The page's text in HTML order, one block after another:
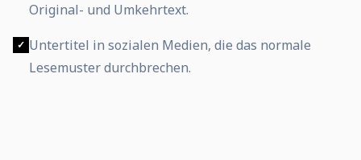
Original- und Umkehrtext.
✓ Untertitel in sozialen Medien, die das normale
Lesemuster durchbrechen.